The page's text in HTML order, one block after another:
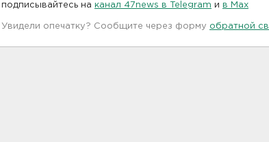
подписывайтесь на канал 47news в Telegram и в Maх
Увидели опечатку? Сообщите через форму обратной